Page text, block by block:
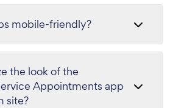
mobile-friendly?
the look of the
Appointments app
site?